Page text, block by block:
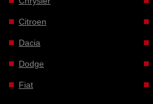
Citroen
Dacia
Dodge
Fiat